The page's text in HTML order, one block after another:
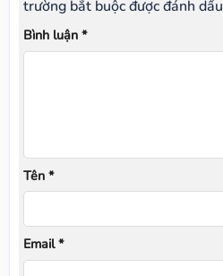
trường bắt buộc được đánh dấu
Bình luận *
Tên *
Email*